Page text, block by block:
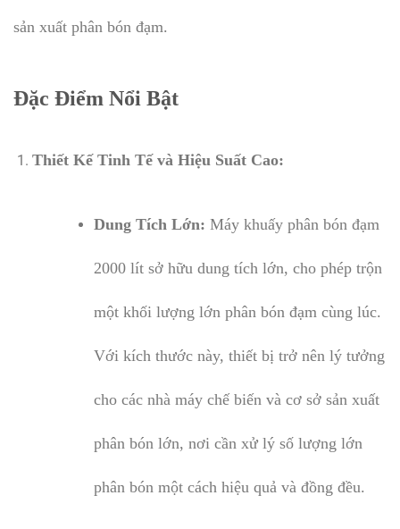
sản xuất phân bón đạm.
Đặc Điểm Nổi Bật
Thiết Kế Tinh Tế và Hiệu Suất Cao:
Dung Tích Lớn: Máy khuấy phân bón đạm
2000 lít sở hữu dung tích lớn, cho phép trộn
một khối lượng lớn phân bón đạm cùng lúc.
Với kích thước này, thiết bị trở nên lý tưởng
cho các nhà máy chế biến và cơ sở sản xuất
phân bón lớn, nơi cần xử lý số lượng lớn
phân bón một cách hiệu quả và đồng đều.